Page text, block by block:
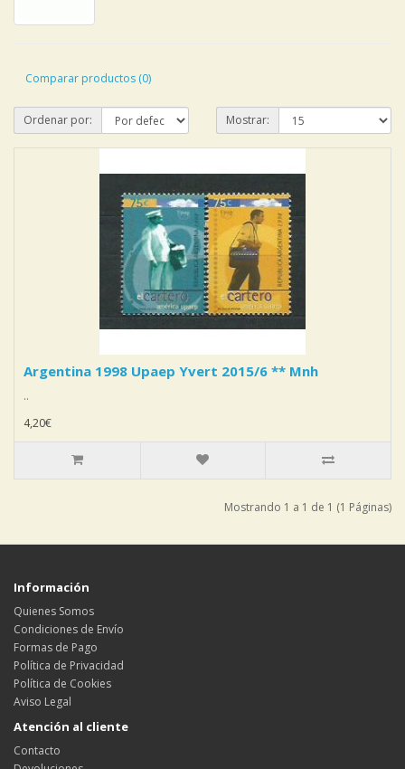
Comparar productos (0)
Ordenar por: Mostrar:
Argentina 1998 Upaep Yvert 2015/6 ** Mnh
..
4,20€
Mostrando 1 a 1 de 1 (1 Páginas)
Información
Quienes Somos
Condiciones de Envío
Formas de Pago
Política de Privacidad
Política de Cookies
Aviso Legal
Atención al cliente
Contacto